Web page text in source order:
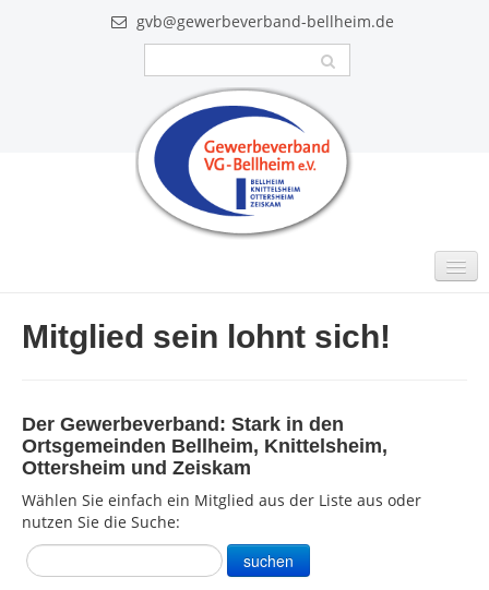
gvb@gewerbeverband-bellheim.de
MITGLIEDER
VIDEO
KONTAKT
Mitglied sein lohnt sich!
Der Gewerbeverband: Stark in den
Ortsgemeinden Bellheim, Knittelsheim,
Ottersheim und Zeiskam
Wählen Sie einfach ein Mitglied aus der Liste aus oder
nutzen Sie die Suche:
suchen